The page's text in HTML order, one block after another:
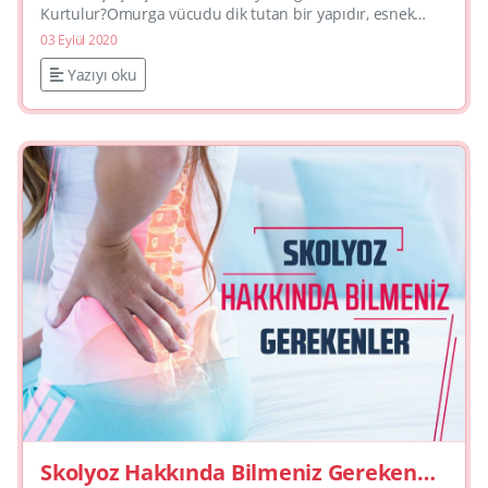
Kurtulur?Omurga vücudu dik tutan bir yapıdır, esnek
yapısıyla hareket kabiliyetine de yardımcı
olur.Bilgisayard...
03 Eylül 2020
Yazıyı oku
Skolyoz Hakkında Bilmeniz Gereken